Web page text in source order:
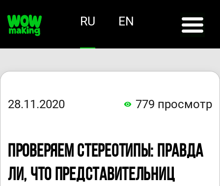
RU EN
28.11.2020 779 просмотр
Проверяем стереотипы: правда
ли, что представительниц